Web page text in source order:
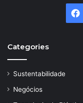
Categories
Sustentabilidade
Negócios